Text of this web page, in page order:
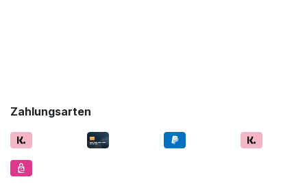
Zahlungsarten